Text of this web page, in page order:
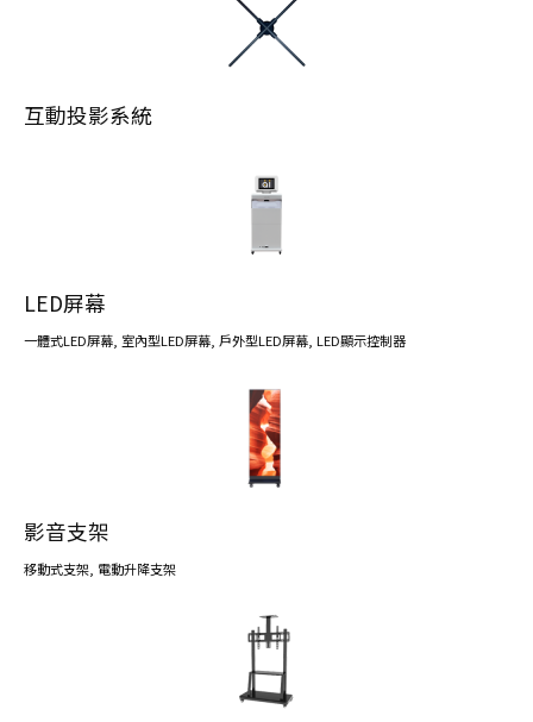
互動投影系統
LED屏幕
一體式LED屏幕, 室內型LED屏幕, 戶外型LED屏幕, LED顯示控制器
影音支架
移動式支架, 電動升降支架